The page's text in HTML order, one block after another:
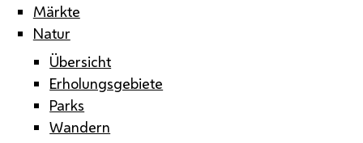
Märkte
Natur
Übersicht
Erholungsgebiete
Parks
Wandern